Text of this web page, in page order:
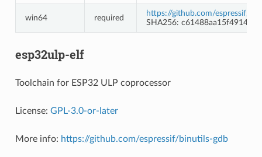
win64 required
https://github.com/espressif/
SHA256:
esp32ulp-elf
Toolchain for ESP32 ULP coprocessor
License: GPL-3.0-or-later
More info: https://github.com/espressif/binutils-gdb